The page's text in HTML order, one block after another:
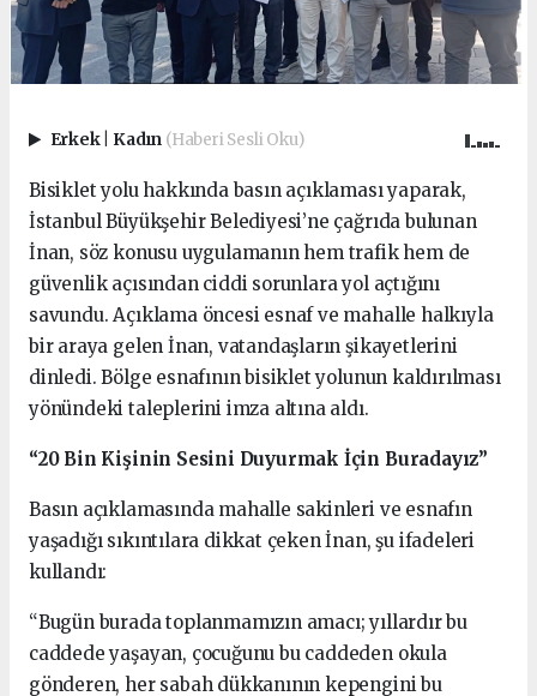
Erkek Kadın (Haberi Sesli Oku)
Bisiklet yolu hakkında basın açıklaması yaparak,
İstanbul Büyükşehir Belediyesi’ne çağrıda bulunan
İnan, söz konusu uygulamanın hem trafik hem de
güvenlik açısından ciddi sorunlara yol açtığını
savundu. Açıklama öncesi esnaf ve mahalle halkıyla
bir araya gelen İnan, vatandaşların şikayetlerini
dinledi. Bölge esnafının bisiklet yolunun kaldırılması
yönündeki taleplerini imza altına aldı.
“20 Bin Kişinin Sesini Duyurmak İçin Buradayız”
Basın açıklamasında mahalle sakinleri ve esnafın
yaşadığı sıkıntılara dikkat çeken İnan, şu ifadeleri
kullandı:
“Bugün burada toplanmamızın amacı; yıllardır bu
caddede yaşayan, çocuğunu bu caddeden okula
gönderen, her sabah dükkanının kepengini bu